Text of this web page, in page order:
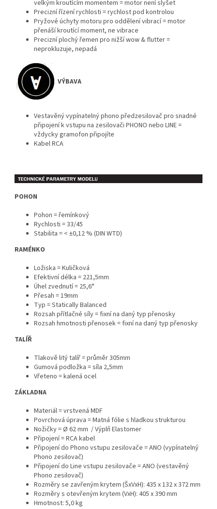
velkým kroutícím momentem = motor není slyšet
Precizní řízení rychlosti = rychlost pod kontrolou
Pryžové úchyty motoru pro oddělení vibrací = motor
přenáší kroutící moment, ne vibrace
Precizní plochý řemen pro nižší wow & flutter =
neprokluzuje, nepadá
VÝBAVA
Vestavěný vypínatelný phono předzesilovač pro snadné
připojení k vstupu na zesilovači PHONO nebo LINE =
vždycky gramofon připojíte
Kabel RCA
POHON
Pohon = řemínkový
Rychlosti = 33/45
Stabilita = < ±0,12 % (DIN WTD)
RAMÉNKO
Ložiska = Kuličková
Efektivní délka = 221,5mm
Úhel zvednutí = 25,6°
Přesah = 19mm
Typ = Statically Balanced
Rozsah přítlačné síly = fixní na daný typ přenosky
Rozsah hmotnosti přenosek = fixní na daný typ přenosky
TALÍŘ
Tlakově litý talíř = průměr 305mm
Gumová podložka = síla 2,5mm
Vřeteno = kalená ocel
ZÁKLADNA
Materiál = vrstvená MDF
Povrchová úprava = Matná fólie s hladkou strukturou
Nožičky = Ø 62 mm / Výplň Elastomer
Připojení = RCA kabel
Připojení do Phono vstupu zesilovače = ANO (vypínatelný
Phono zesilovač)
Připojení do Line vstupu zesilovače = ANO (vestavěný
Phono zesilovač)
Rozměry se zavřeným krytem (ŠxVxH): 435 x 132 x 372 mm
Rozměry s otevřeným krytem (VxH): 405 x 390 mm
Hmotnost: 5,0 kg